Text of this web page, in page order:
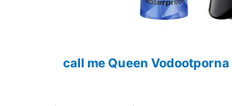
call me Queen